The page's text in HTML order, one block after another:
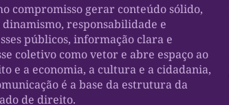
compromisso gerar conteúdo sólido,
responsabilidade e
públicos, informação clara e
coletivo como vetor e abre espaço ao
e a economia, a cultura e a cidadania,
é a base da estrutura da
de direito.